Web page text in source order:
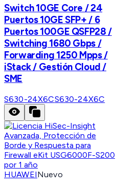
Switch 10GE Core / 24
Puertos 10GE SFP+ / 6
Puertos 100GE QSFP28 /
Switching 1680 Gbps /
Forwarding 1250 Mpps /
iStack / Gestión Cloud /
SME
S630-24X6CS630-24X6C
HUAWEINuevo